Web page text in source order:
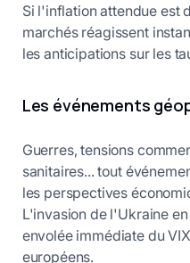
Si l'inflation attendue est
marchés réagissent
les anticipations sur les
Les événements
Guerres, tensions
sanitaires... tout
les perspectives
L'invasion de l'Ukraine
envolée immédiate du
européens.